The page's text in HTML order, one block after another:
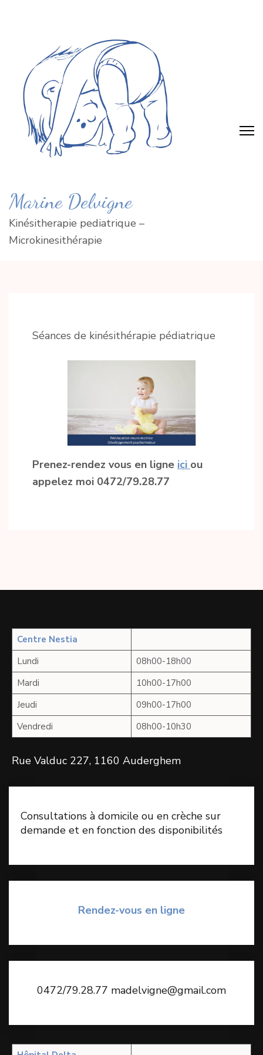
Enter)
Marine Delvigne
Kinésitherapie pediatrique –
Microkinesithérapie
Séances de kinésithérapie pédiatrique
Prenez-rendez vous en ligne ici ou
appelez moi 0472/79.28.77
Centre Nestia
Lundi
08h00-18h00
Mardi
10h00-17h00
Jeudi
09h00-17h00
Vendredi
08h00-10h30
Rue Valduc 227, 1160 Auderghem
Consultations à domicile ou en crèche sur
demande et en fonction des disponibilités
Rendez-vous en ligne
0472/79.28.77 madelvigne@gmail.com